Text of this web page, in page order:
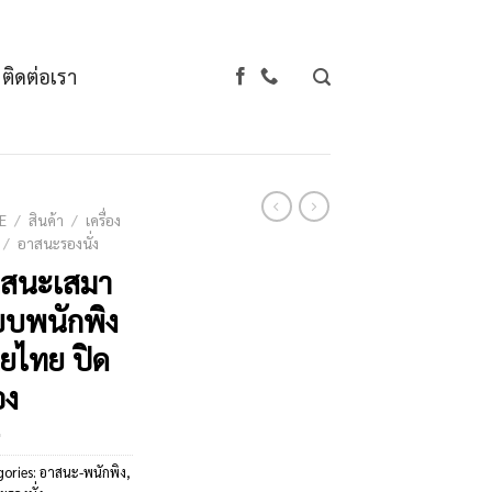
ติดต่อเรา
/ สินค้า / เครื่อง
/ อาสนะรองนั่ง
นะเสมา
พนักพิง
ไทย ปิด
อาสนะ-พนักพิง,